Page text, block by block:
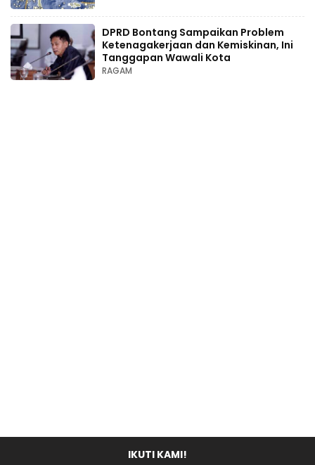
DPRD Bontang Sampaikan Problem
Ketenagakerjaan dan Kemiskinan, Ini
Tanggapan Wawali Kota
RAGAM
IKUTI KAMI!